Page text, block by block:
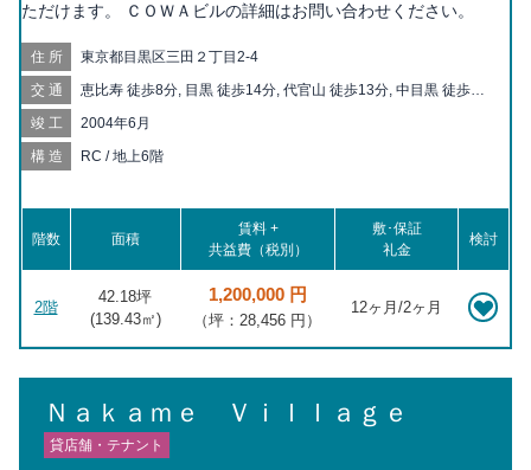
ただけます。 ＣＯＷＡビルの詳細はお問い合わせください。
住所 東京都目黒区三田２丁目2-4
交通
恵比寿 徒歩8分, 目黒 徒歩14分, 代官山 徒歩13分, 中目黒 徒歩14
竣工 2004年6月
構造 RC / 地上6階
階数 面積
賃料 +
共益費（税別）
敷･保証
礼金
検討
2階
42.18坪
(139.43㎡)
1,200,000 円
（坪：28,456 円）
12ヶ月/2ヶ月
Ｎａｋａｍｅ Ｖｉｌｌａｇｅ
貸店舗・テナント